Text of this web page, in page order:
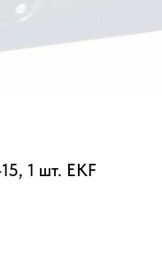
1 шт. EKF